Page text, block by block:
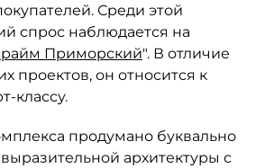
Среди этой
спрос наблюдается на
Приморский". В отличие
проектов, он относится к
классу.
продумано буквально
архитектуры с